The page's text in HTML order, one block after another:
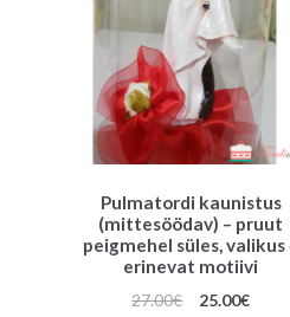
Pulmatordi kaunistus
(mittesöödav) – pruut
peigmehel süles, valikus
erinevat motiivi
27.00€
Algne
25.00€